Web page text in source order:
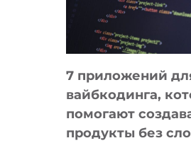
7 приложений
вайбкодинга,
помогают
продукты без